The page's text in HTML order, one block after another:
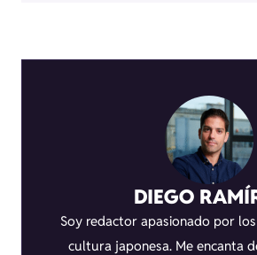
DIEGO
Soy redactor apasionado por
cultura japonesa. Me encanta